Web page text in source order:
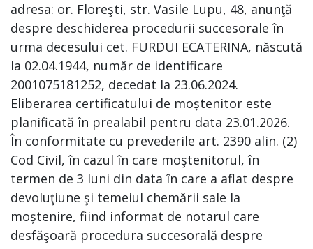
adresa: or. Floreşti, str. Vasile Lupu, 48, anunţă
despre deschiderea procedurii succesorale în
urma decesului cet. FURDUI ECATERINA, născută
la 02.04.1944, număr de identificare
2001075181252, decedat la 23.06.2024.
Eliberarea certificatului de moștenitor este
planificată în prealabil pentru data 23.01.2026.
În conformitate cu prevederile art. 2390 alin. (2)
Cod Civil, în cazul în care moştenitorul, în
termen de 3 luni din data în care a aflat despre
devoluţiune şi temeiul chemării sale la
moștenire, fiind informat de notarul care
desfăşoară procedura succesorală despre